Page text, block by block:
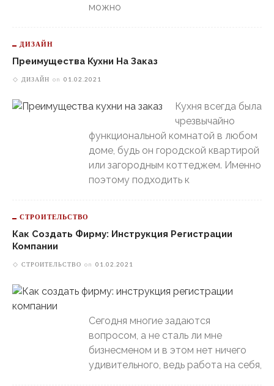
можно
ДИЗАЙН
Преимущества Кухни На Заказ
ДИЗАЙН on 01.02.2021
Кухня всегда была
чрезвычайно
функциональной комнатой в любом
доме, будь он городской квартирой
или загородным коттеджем. Именно
поэтому подходить к
СТРОИТЕЛЬСТВО
Как Создать Фирму: Инструкция Регистрации
Компании
СТРОИТЕЛЬСТВО on 01.02.2021
Сегодня многие задаются
вопросом, а не сталь ли мне
бизнесменом и в этом нет ничего
удивительного, ведь работа на себя,